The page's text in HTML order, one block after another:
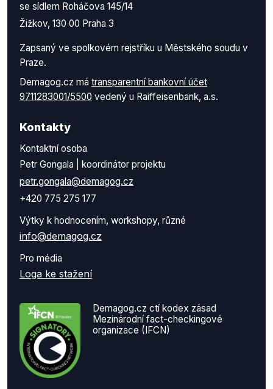
se sídlem Roháčova 145/14
Žižkov, 130 00 Praha 3
Zapsaný ve spolkovém rejstříku u Městského soudu v
Praze.
Demagog.cz má transparentní bankovní účet
9711283001/5500 vedený u Raiffeisenbank, a.s.
Kontakty
Kontaktní osoba
Petr Gongala | koordinátor projektu
petr.gongala@demagog.cz
+420 775 275 177
Výtky k hodnocením, workshopy, různé
info@demagog.cz
Pro média
Loga ke stažení
Demagog.cz ctí kodex zásad
Mezinárodní fact-checkingové
organizace (IFCN)